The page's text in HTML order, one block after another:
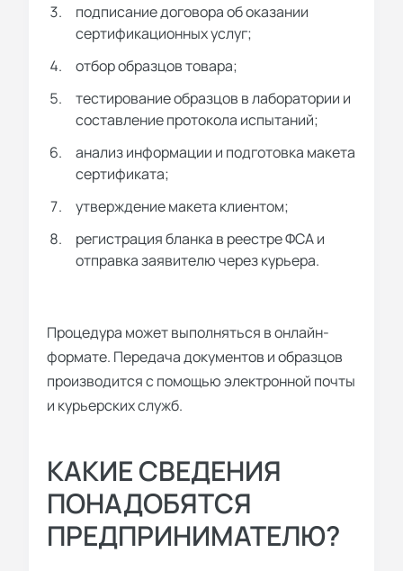
подписание договора об оказании
сертификационных услуг;
отбор образцов товара;
тестирование образцов в лаборатории и
составление протокола испытаний;
анализ информации и подготовка макета
сертификата;
утверждение макета клиентом;
регистрация бланка в реестре ФСА и
отправка заявителю через курьера.
Процедура может выполняться в онлайн-
формате. Передача документов и образцов
производится с помощью электронной почты
и курьерских служб.
КАКИЕ СВЕДЕНИЯ
ПОНАДОБЯТСЯ
ПРЕДПРИНИМАТЕЛЮ?